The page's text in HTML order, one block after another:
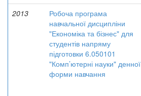
2013
Робоча програма
навчальної дисципліни
"Економіка та бізнес" для
студентів напряму
підготовки 6.050101
"Комп’ютерні науки" денної
форми навчання